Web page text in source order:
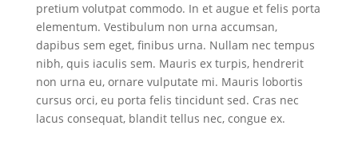
pretium volutpat commodo. In et augue et felis porta
elementum. Vestibulum non urna accumsan,
dapibus sem eget, finibus urna. Nullam nec tempus
nibh, quis iaculis sem. Mauris ex turpis, hendrerit
non urna eu, ornare vulputate mi. Mauris lobortis
cursus orci, eu porta felis tincidunt sed. Cras nec
lacus consequat, blandit tellus nec, congue ex.